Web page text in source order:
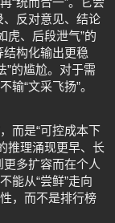
反对意见、结论
虎、后段泄气”的
构化输出更稳
”的尴尬。对于需
输“文采飞扬”。
而是“可控成本下
推理涌现更早、长
多扩容而在个人
能从“尝鲜”走向
，而不是排行榜